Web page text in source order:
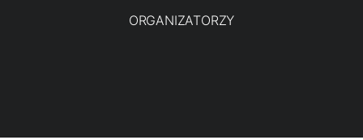
ORGANIZATORZY